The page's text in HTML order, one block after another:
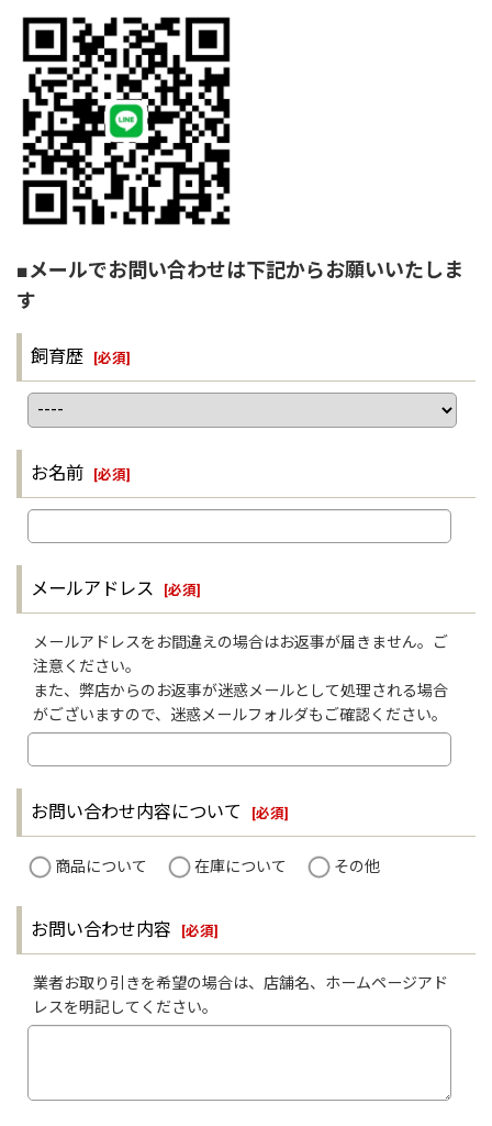
■メールでお問い合わせは下記からお願いいたしま
す
飼育歴 [必須]
お名前 [必須]
メールアドレス [必須]
メールアドレスをお間違えの場合はお返事が届きません。ご
注意ください。
また、弊店からのお返事が迷惑メールとして処理される場合
がございますので、迷惑メールフォルダもご確認ください。
お問い合わせ内容について [必須]
商品について 在庫について その他
お問い合わせ内容 [必須]
業者お取り引きを希望の場合は、店舗名、ホームページアド
レスを明記してください。